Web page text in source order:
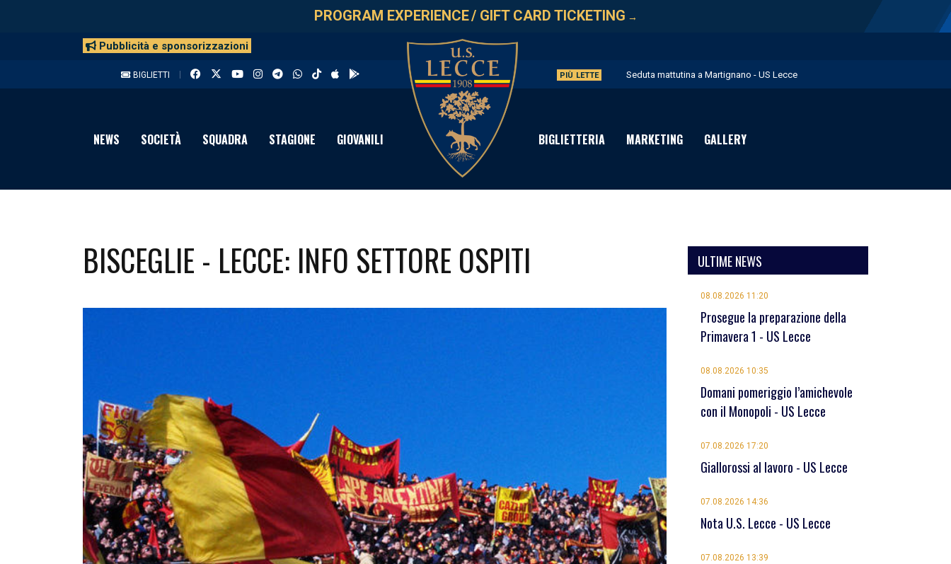
PROGRAM EXPERIENCE/ GIFT CARD TICKETING →
Pubblicità e sponsorizzazioni
BIGLIETTI PIÙ LETTE Seduta mattutina a Martignano - US Lecce
Puglia in Food è Premium Partner per il prossimo biennio - US Lecce
Domani pomeriggio l’amichevole con il Monopoli - US Lecce
NEWS SOCIETÀ SQUADRA STAGIONE GIOVANILI BIGLIETTERIA MARKETING GALLERY
BISCEGLIE - LECCE: INFO SETTORE OSPITI ULTIME NEWS
08.08.2026 11:20
Prosegue la preparazione della
Primavera 1 - US Lecce
08.08.2026 10:35
Domani pomeriggio l’amichevole
con il Monopoli - US Lecce
07.08.2026 17:20
Giallorossi al lavoro - US Lecce
07.08.2026 14:36
Nota U.S. Lecce - US Lecce
07.08.2026 13:39